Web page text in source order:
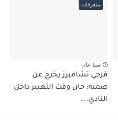
متفرقات
منذ عام
فرجي تشامبرز يخرج عن
صمته: حان وقت التغيير داخل
النادي...